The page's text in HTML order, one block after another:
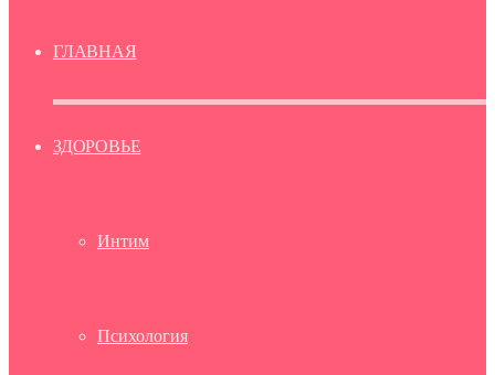
ГЛАВНАЯ
ЗДОРОВЬЕ
Интим
Психология